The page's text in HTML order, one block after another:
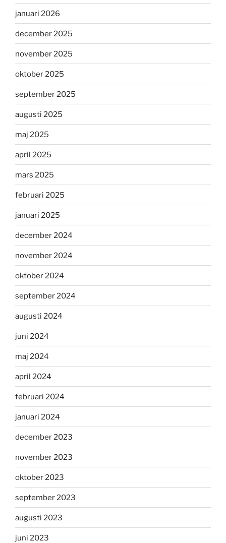
januari 2026
december 2025
november 2025
oktober 2025
september 2025
augusti 2025
maj 2025
april 2025
mars 2025
februari 2025
januari 2025
december 2024
november 2024
oktober 2024
september 2024
augusti 2024
juni 2024
maj 2024
april 2024
februari 2024
januari 2024
december 2023
november 2023
oktober 2023
september 2023
augusti 2023
juni 2023